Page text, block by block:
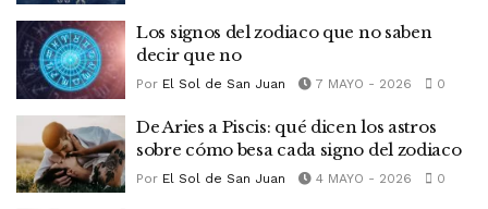
Los signos del zodiaco que no saben
decir que no
Por El Sol de San Juan 7 MAYO - 2026 0
De Aries a Piscis: qué dicen los astros
sobre cómo besa cada signo del zodiaco
Por El Sol de San Juan 4 MAYO - 2026 0